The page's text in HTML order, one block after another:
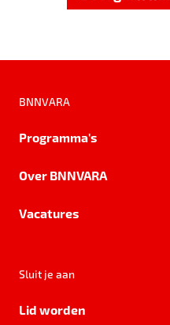
BNNVARA
Programma's
Over BNNVARA
Vacatures
Sluit je aan
Lid worden